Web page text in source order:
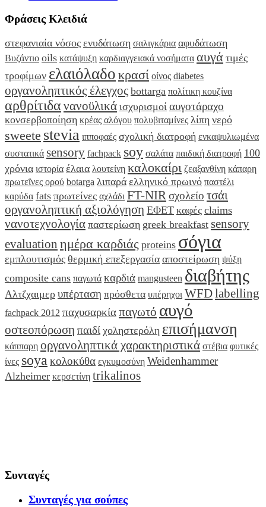
Φράσεις Κλειδιά
στεφανιαία νόσος ενυδάτωση σαλιγκάρια αφυδάτωση
Βυζάντιο oils κατάψυξη καρδιαγγειακά νοσήματα αυγά τιμές
τροφίμων ελαιόλαδο κρασί οίνος diabetes
οργανοληπτικός έλεγχος bottarga πολίτικη κουζίνα
αρθρίτιδα νανοϋλικά ισχυρισμοί αυγοτάραχο
κονσερβοποίηση κρέας αλόγου πολυβιταμίνες λίπη νερό
sweete stevia ιπποφαές σχολική διατροφή ενκαψυλιωμένα
συστατικά sensory fachpack soy σαλάτα παιδική διατροφή 100
χρόνια ιστορία έλαια λουτείνη καλοκαίρι ζεαξανθίνη κάπαρη
πρωτεΐνες ορού botarga λιπαρά ελληνικό πρωινό παστέλι
καρύδα fats πρωτείνες αχλάδι FT-NIR σχολείο τσάι
οργανοληπτική αξιολόγηση ΕΦΕΤ καφές claims
νανοτεχνολογία παστερίωση greek breakfast sensory
evaluation ημέρα καρδιάς proteins σόγια
εμπλουτισμός θερμική επεξεργασία αποστείρωση ψύξη
composite cans παγωτά καρδιά mangusteen διαβήτης
Αλτζχαιμερ υπέρταση πρόσθετα υπέρηχοι WFDlabelling
fachpack 2012 παχυσαρκίαπαγωτό αυγό
οστεοπόρωση παιδί χοληστερόλη επισήμανση
κάππαρη οργανοληπτικά χαρακτηριστικά στέβια φυτικές
ίνες soya κολοκύθα εγκυμοσύνη Weidenhammer
Alzheimer κερσετίνη trikalinos
Συνταγές
Συνταγές για σούπες